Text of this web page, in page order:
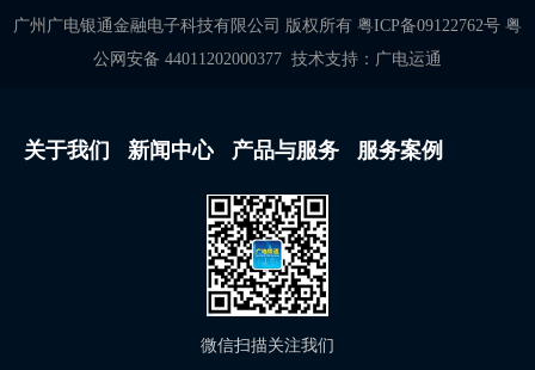
广州广电银通金融电子科技有限公司 版权所有 粤ICP备09122762号 粤
公网安备 44011202000377 技术支持： 广电运通
关于我们 新闻中心 产品与服务 服务案例
微信扫描关注我们